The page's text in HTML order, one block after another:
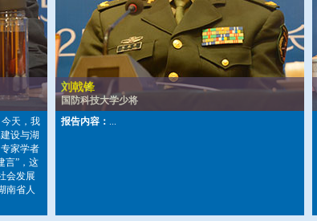
天，我
设与湖
家学者
言”，这
会发展
南省人
刘戟锋
国防科技大学少将
报告内容： ...